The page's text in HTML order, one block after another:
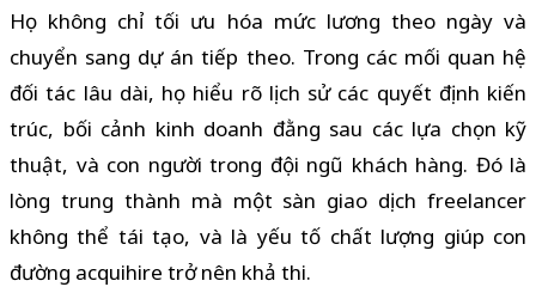
Họ không chỉ tối ưu hóa mức lương theo ngày và
chuyển sang dự án tiếp theo. Trong các mối quan hệ
đối tác lâu dài, họ hiểu rõ lịch sử các quyết định kiến
trúc, bối cảnh kinh doanh đằng sau các lựa chọn kỹ
thuật, và con người trong đội ngũ khách hàng. Đó là
lòng trung thành mà một sàn giao dịch freelancer
không thể tái tạo, và là yếu tố chất lượng giúp con
đường acquihire trở nên khả thi.